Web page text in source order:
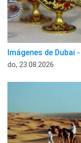
Imágenes de Dubai
do, 23.08.2026